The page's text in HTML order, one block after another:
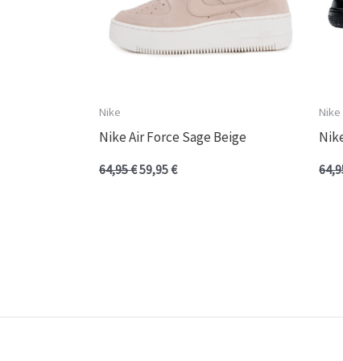
Nike
Nike Air Force Sage Beige
64,95€59,95€
Nike